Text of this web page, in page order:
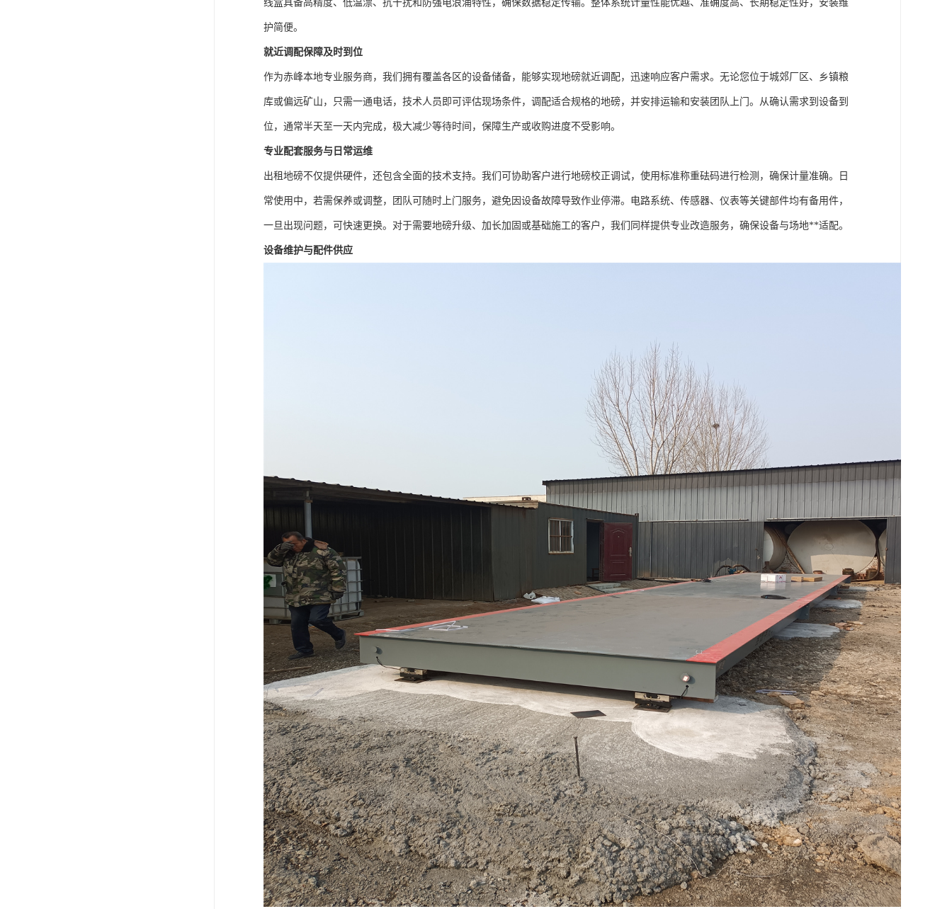
线盒具备高精度、低温漂、抗干扰和防强电浪涌特性，确保数据稳定传输。整体系统计量性能优越、准确度高、长期稳定性好，安装维
护简便。
就近调配保障及时到位
作为赤峰本地专业服务商，我们拥有覆盖各区的设备储备，能够实现地磅就近调配，迅速响应客户需求。无论您位于城郊厂区、乡镇粮
库或偏远矿山，只需一通电话，技术人员即可评估现场条件，调配适合规格的地磅，并安排运输和安装团队上门。从确认需求到设备到
位，通常半天至一天内完成，极大减少等待时间，保障生产或收购进度不受影响。
专业配套服务与日常运维
出租地磅不仅提供硬件，还包含全面的技术支持。我们可协助客户进行地磅校正调试，使用标准称重砝码进行检测，确保计量准确。日
常使用中，若需保养或调整，团队可随时上门服务，避免因设备故障导致作业停滞。电路系统、传感器、仪表等关键部件均有备用件，
一旦出现问题，可快速更换。对于需要地磅升级、加长加固或基础施工的客户，我们同样提供专业改造服务，确保设备与场地**适配。
设备维护与配件供应